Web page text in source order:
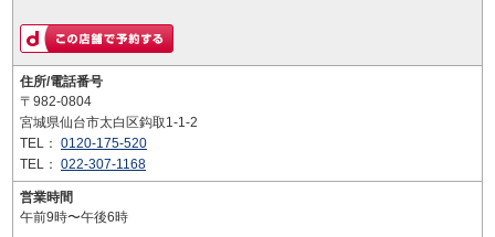
住所/電話番号
〒982-0804
宮城県仙台市太白区鈎取1-1-2
TEL： 0120-175-520
TEL： 022-307-1168
営業時間
午前9時〜午後6時